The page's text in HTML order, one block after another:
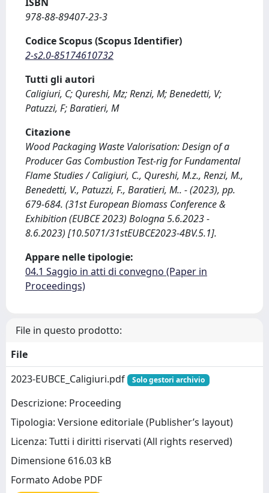
978-88-89407-23-3
Codice Scopus (Scopus Identifier)
2-s2.0-85174610732
Tutti gli autori
Caligiuri, C; Qureshi, Mz; Renzi, M; Benedetti, V;
Patuzzi, F; Baratieri, M
Citazione
Wood Packaging Waste Valorisation: Design of a
Producer Gas Combustion Test-rig for Fundamental
Flame Studies / Caligiuri, C., Qureshi, M.z., Renzi, M.,
Benedetti, V., Patuzzi, F., Baratieri, M.. - (2023), pp.
679-684. (31st European Biomass Conference &
Exhibition (EUBCE 2023) Bologna 5.6.2023 -
8.6.2023) [10.5071/31stEUBCE2023-4BV.5.1].
Appare nelle tipologie:
04.1 Saggio in atti di convegno (Paper in
Proceedings)
File in questo prodotto:
File
2023-EUBCE_Caligiuri.pdf
Solo gestori archivio
Descrizione: Proceeding
Tipologia: Versione editoriale (Publisher’s layout)
Licenza: Tutti i diritti riservati (All rights reserved)
Dimensione 616.03 kB
Formato Adobe PDF